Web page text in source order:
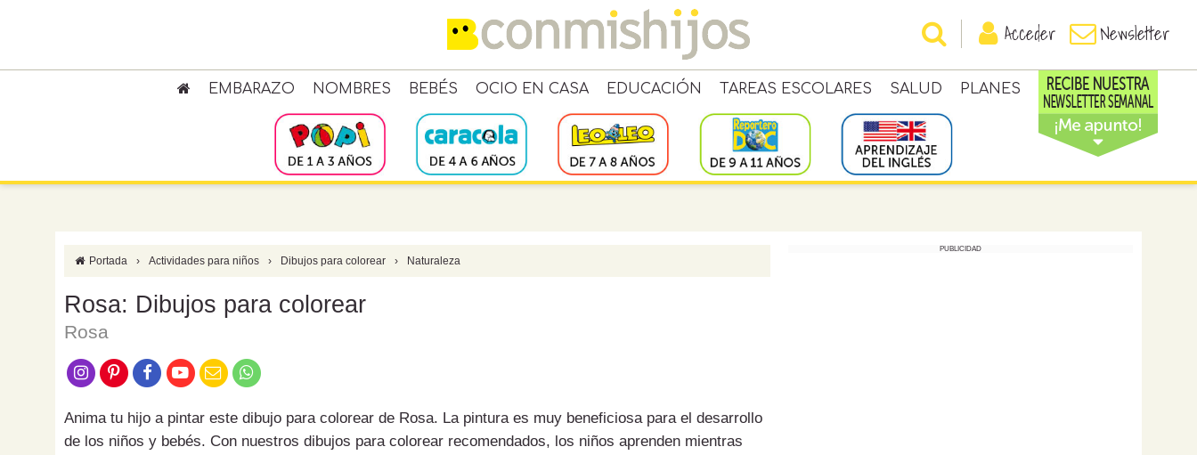
Acceder Newsletter
EMBARAZO NOMBRES BEBÉS OCIO EN CASA EDUCACIÓN TAREAS ESCOLARES SALUD PLANES
Portada › Actividades para niños › Dibujos para colorear › Naturaleza
Rosa: Dibujos para colorear
Rosa
Anima tu hijo a pintar este dibujo para colorear de Rosa. La pintura es muy beneficiosa para el desarrollo
de los niños y bebés. Con nuestros dibujos para colorear recomendados, los niños aprenden mientras
PUBLICIDAD